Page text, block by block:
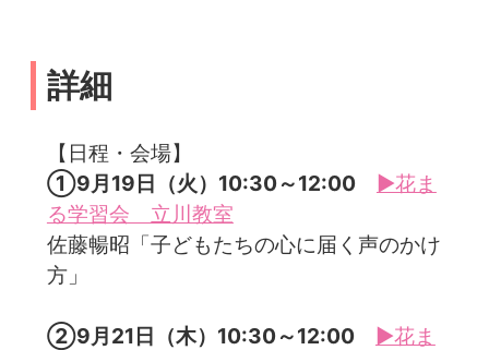
詳細
【日程・会場】
①9月19日（火）10:30～12:00
▶花ま
る学習会 立川教室
佐藤暢昭「子どもたちの心に届く声のかけ
方」
②9月21日（木）10:30～12:00
▶花ま